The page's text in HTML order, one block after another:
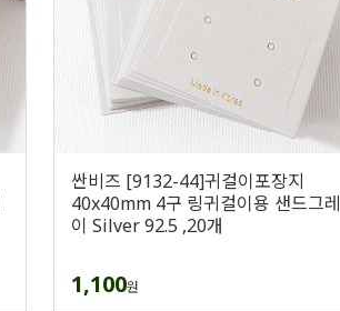
싼비즈 [9132-44]귀걸이포장지
40x40mm 4구 링귀걸이용 샌드그레
이 Silver 92.5 ,20개
1,100원